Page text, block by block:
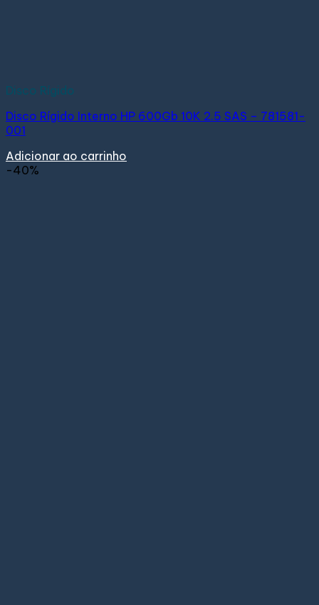
Disco Rígido
Disco Rígido Interno HP 600Gb 10K 2.5 SAS – 781581-
001
Adicionar ao carrinho
-40%